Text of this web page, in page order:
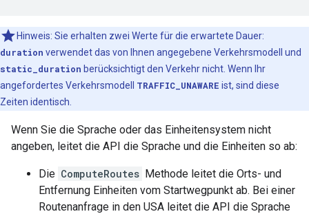
Hinweis: Sie erhalten zwei Werte für die erwartete Dauer:
duration verwendet das von Ihnen angegebene Verkehrsmodell und
static_duration berücksichtigt den Verkehr nicht. Wenn Ihr
angefordertes Verkehrsmodell TRAFFIC_UNAWARE ist, sind diese
Zeiten identisch.
Wenn Sie die Sprache oder das Einheitensystem nicht
angeben, leitet die API die Sprache und die Einheiten so ab:
Die ComputeRoutes Methode leitet die Orts- und
Entfernung Einheiten vom Startwegpunkt ab. Bei einer
Routenanfrage in den USA leitet die API die Sprache